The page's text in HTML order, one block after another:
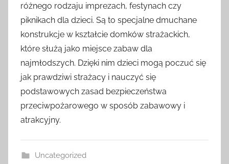
różnego rodzaju imprezach, festynach czy
piknikach dla dzieci. Są to specjalne dmuchane
konstrukcje w kształcie domków strażackich,
które służą jako miejsce zabaw dla
najmłodszych. Dzięki nim dzieci mogą poczuć się
jak prawdziwi strażacy i nauczyć się
podstawowych zasad bezpieczeństwa
przeciwpożarowego w sposób zabawowy i
atrakcyjny.
Uncategorized